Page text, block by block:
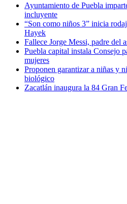
Ayuntamiento de Puebla
incluyente
“Son como niños 3” inicia
Hayek
Fallece Jorge Messi, padre del
Puebla capital instala Consejo
mujeres
Proponen garantizar a niñas y
biológico
Zacatlán inaugura la 84 Gran